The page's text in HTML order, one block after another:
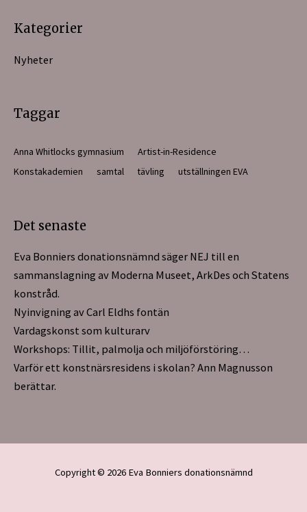
Kategorier
Nyheter
Taggar
Anna Whitlocks gymnasium
Artist-in-Residence
Konstakademien
samtal tävling utställningen EVA
Det senaste
Eva Bonniers donationsnämnd säger NEJ till en
sammanslagning av Moderna Museet, ArkDes och Statens
konstråd.
Nyinvigning av Carl Eldhs fontän
Vardagskonst som kulturarv
Workshops: Tillit, palmolja och miljöförstöring…
Varför ett konstnärsresidens i skolan? Ann Magnusson
berättar.
Copyright © 2026 Eva Bonniers donationsnämnd